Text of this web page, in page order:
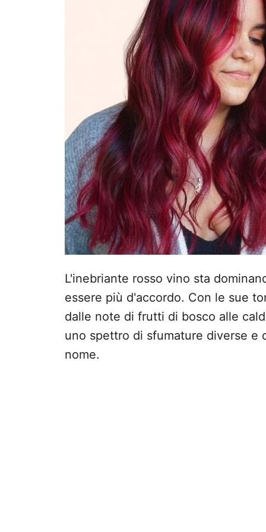
L'inebriante rosso vino sta
essere più d'accordo. Con le sue
dalle note di frutti di bosco alle
uno spettro di sfumature diverse e
nome.